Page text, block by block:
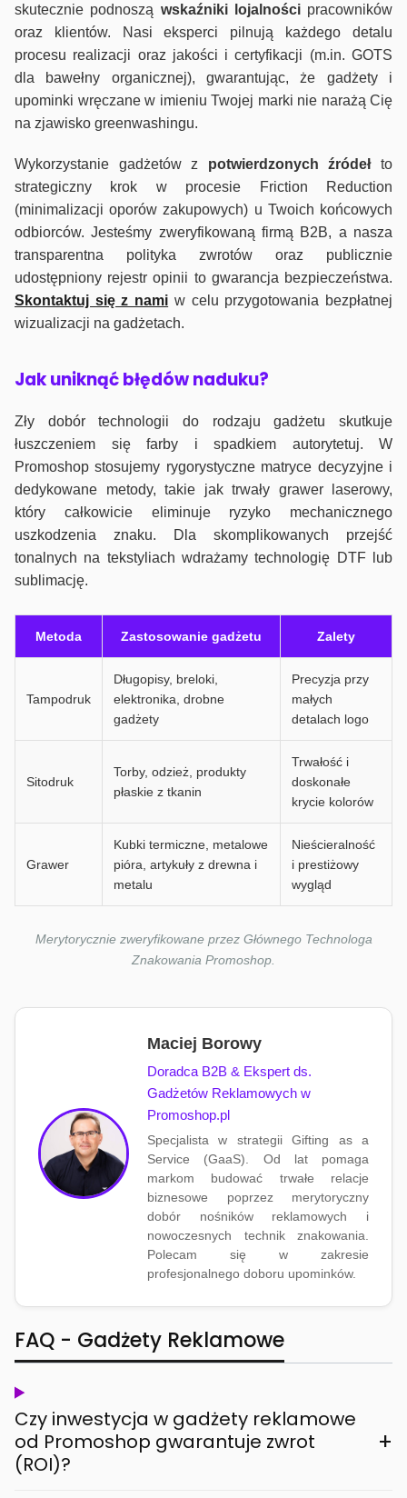
skutecznie podnoszą wskaźniki lojalnościpracowników
oraz klientów. Nasi eksperci pilnują każdego detalu
procesu realizacji oraz jakości i certyfikacji (m.in. GOTS
dla bawełny organicznej), gwarantując, że gadżety i
upominki wręczane w imieniu Twojej marki nie narażą Cię
na zjawisko greenwashingu.
Wykorzystanie gadżetów z potwierdzonych źródełto
strategiczny krok w procesie Friction Reduction
(minimalizacji oporów zakupowych) u Twoich końcowych
odbiorców. Jesteśmy zweryfikowaną firmą B2B, a nasza
transparentna polityka zwrotów oraz publicznie
udostępniony rejestr opinii to gwarancja bezpieczeństwa.
Skontaktuj się z nami w celu przygotowania bezpłatnej
wizualizacji na gadżetach.
Jak uniknąć błędów naduku?
Zły dobór technologii do rodzaju gadżetu skutkuje
łuszczeniem się farby i spadkiem autorytetuj. W
Promoshop stosujemy rygorystyczne matryce decyzyjne i
dedykowane metody, takie jak trwały grawer laserowy,
który całkowicie eliminuje ryzyko mechanicznego
uszkodzenia znaku. Dla skomplikowanych przejść
tonalnych na tekstyliach wdrażamy technologię DTF lub
sublimację.
Metoda Zastosowanie gadżetu Zalety
Tampodruk
Długopisy, breloki,
elektronika, drobne
gadżety
Precyzja przy
małych
detalach logo
Sitodruk
Torby, odzież, produkty
płaskie z tkanin
Trwałość i
doskonałe
krycie kolorów
Grawer
Kubki termiczne, metalowe
pióra, artykuły z drewna i
metalu
Nieścieralność
i prestiżowy
wygląd
Merytorycznie zweryfikowane przez Głównego Technologa
Znakowania Promoshop.
Maciej Borowy
Doradca B2B & Ekspert ds.
Gadżetów Reklamowych w
Promoshop.pl
Specjalista w strategii Gifting as a
Service (GaaS). Od lat pomaga
markom budować trwałe relacje
biznesowe poprzez merytoryczny
dobór nośników reklamowych i
nowoczesnych technik znakowania.
Polecam się w zakresie
profesjonalnego doboru upominków.
FAQ - Gadżety Reklamowe
Czy inwestycja w gadżety reklamowe
od Promoshop gwarantuje zwrot
(ROI)?
+